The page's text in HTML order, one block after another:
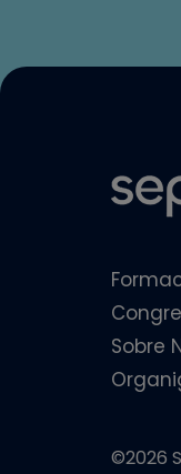
Sobre
©2026